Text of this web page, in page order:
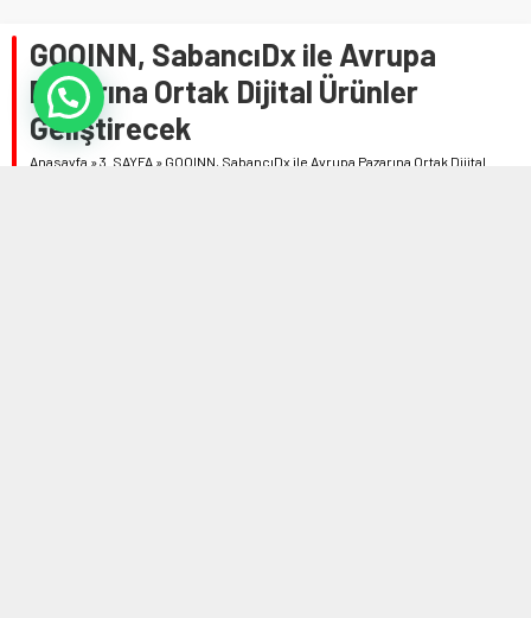
GOOINN, SabancıDx ile Avrupa
Pazarına Ortak Dijital Ürünler
Geliştirecek
Anasayfa »3. SAYFA » GOOINN, SabancıDx ile Avrupa Pazarına Ortak Dijital